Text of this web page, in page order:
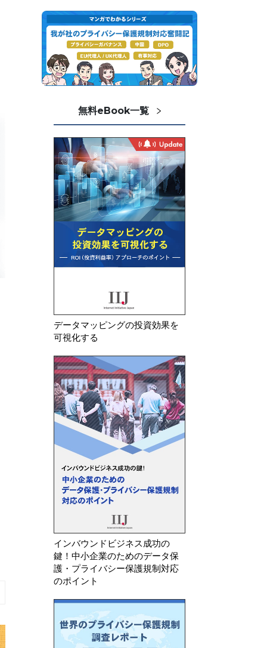
無料eBook一覧
データマッピングの投資効果を
可視化する
インバウンドビジネス成功の
鍵！中小企業のためのデータ保
護・プライバシー保護規制対応
のポイント